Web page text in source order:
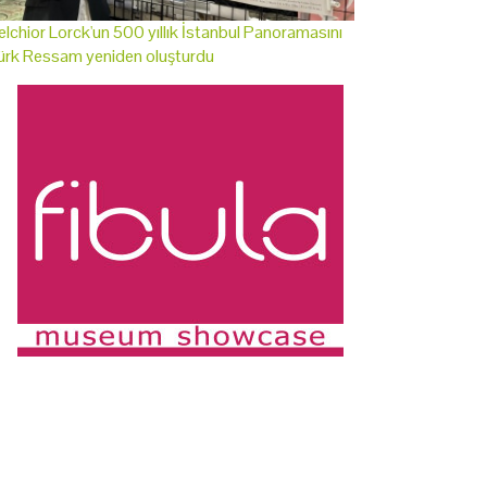
Lorck'un 500 yıllık İstanbul Panoramasını
Ressam yeniden oluşturdu